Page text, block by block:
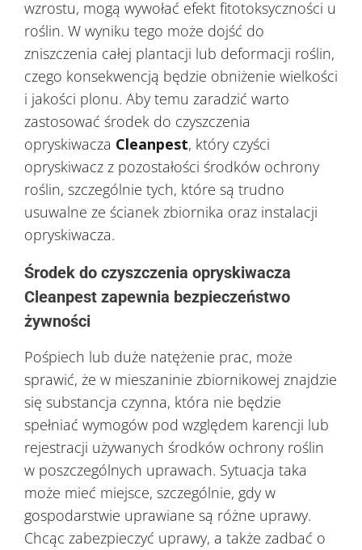
wzrostu, mogą wywołać efekt fitotoksyczności u
roślin. W wyniku tego może dojść do
zniszczenia całej plantacji lub deformacji roślin,
czego konsekwencją będzie obniżenie wielkości
i jakości plonu. Aby temu zaradzić warto
zastosować środek do czyszczenia
opryskiwacza Cleanpest, który czyści
opryskiwacz z pozostałości środków ochrony
roślin, szczególnie tych, które są trudno
usuwalne ze ścianek zbiornika oraz instalacji
opryskiwacza.
Środek do czyszczenia opryskiwacza
Cleanpest zapewnia bezpieczeństwo
żywności
Pośpiech lub duże natężenie prac, może
sprawić, że w mieszaninie zbiornikowej znajdzie
się substancja czynna, która nie będzie
spełniać wymogów pod względem karencji lub
rejestracji używanych środków ochrony roślin
w poszczególnych uprawach. Sytuacja taka
może mieć miejsce, szczególnie, gdy w
gospodarstwie uprawiane są różne uprawy.
Chcąc zabezpieczyć uprawy, a także zadbać o